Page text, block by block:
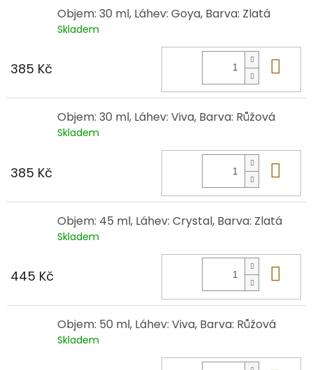
Objem: 30 ml, Láhev: Goya, Barva: Zlatá
Skladem
385 Kč
Objem: 30 ml, Láhev: Viva, Barva: Růžová
Skladem
385 Kč
Objem: 45 ml, Láhev: Crystal, Barva: Zlatá
Skladem
445 Kč
Objem: 50 ml, Láhev: Viva, Barva: Růžová
Skladem